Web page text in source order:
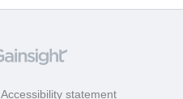
Accessibility statement